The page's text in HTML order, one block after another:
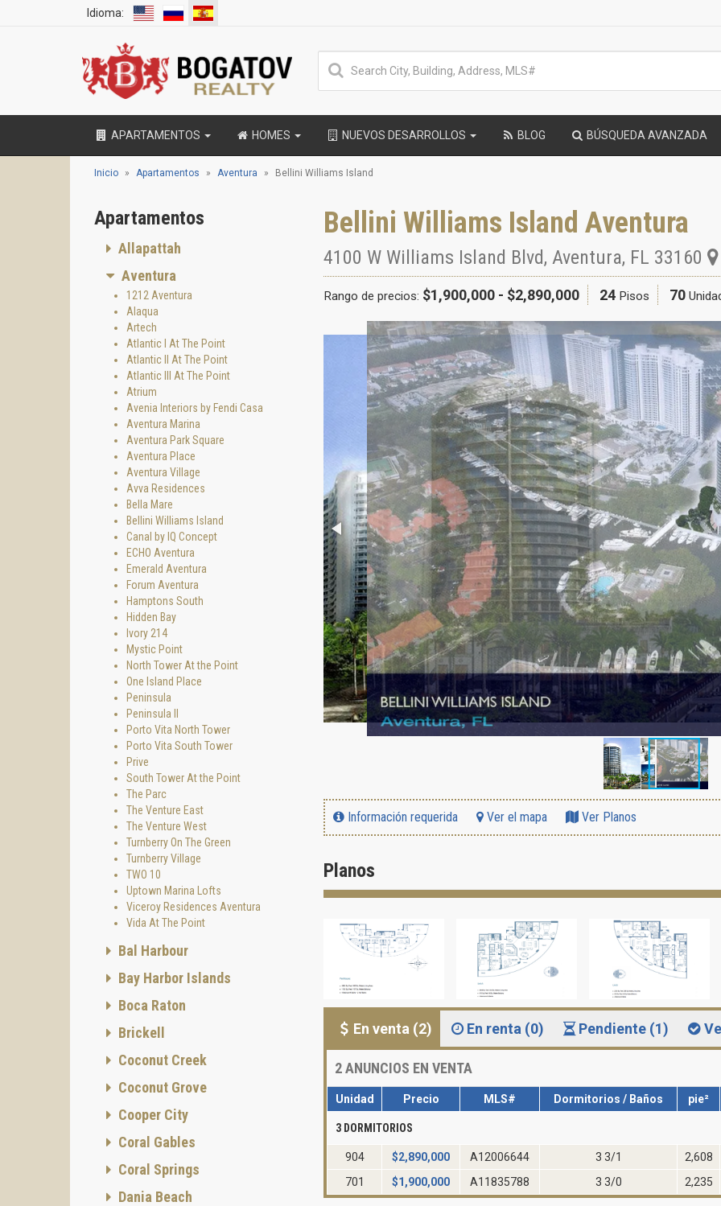
Idioma:
APARTAMENTOS HOMES NUEVOS DESARROLLOS BLOG BÚSQUEDA AVANZADA
Inicio Apartamentos Aventura Bellini Williams Island
Bellini Williams Island Aventura
4100 W Williams Island Blvd, Aventura, FL 33160
Rango de precios: $1,900,000 - $2,890,000 24 Pisos 70
Información requerida Ver el mapa Ver Planos
Planos
En venta (2) En renta (0) Pendiente (1)
2ANUNCIOS EN VENTA
Unidad Precio MLS# Dormitorios / Baños pie²
3 DORMITORIOS
904 $2,890,000 A12006644 3 3/1 2,608
701
$1,900,000 A11835788 3 3/0 2,235
Apartamentos
Allapattah
Aventura
1212 Aventura
Alaqua
Artech
Atlantic I At The Point
Atlantic II At The Point
Atlantic III At The Point
Atrium
Avenia Interiors by Fendi Casa
Aventura Marina
Aventura Park Square
Aventura Place
Aventura Village
Avva Residences
Bella Mare
Bellini Williams Island
Canal by IQ Concept
ECHO Aventura
Emerald Aventura
Forum Aventura
Hamptons South
Hidden Bay
Ivory 214
Mystic Point
North Tower At the Point
One Island Place
Peninsula
Peninsula II
Porto Vita North Tower
Porto Vita South Tower
Prive
South Tower At the Point
The Parc
The Venture East
The Venture West
Turnberry On The Green
Turnberry Village
TWO 10
Uptown Marina Lofts
Viceroy Residences Aventura
Vida At The Point
Bal Harbour
Bay Harbor Islands
Boca Raton
Brickell
Coconut Creek
Coconut Grove
Cooper City
Coral Gables
Coral Springs
Dania Beach